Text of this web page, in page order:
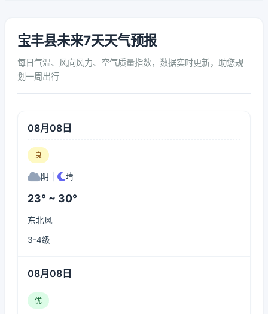
宝丰县未来7天天气预报
每日气温、风向风力、空气质量指数，数据实时更新，助您规
划一周出行
08月08日
良
阴 晴
23° ~ 30°
东北风
3-4级
08月08日
优